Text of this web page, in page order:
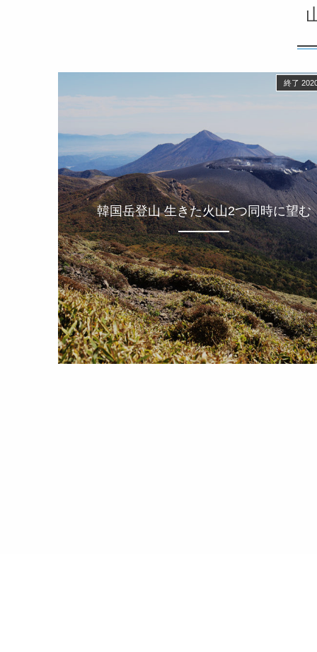
韓国岳登山 生きた火山2つ同時に望む
終了